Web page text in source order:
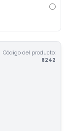
Código del producto:
8242